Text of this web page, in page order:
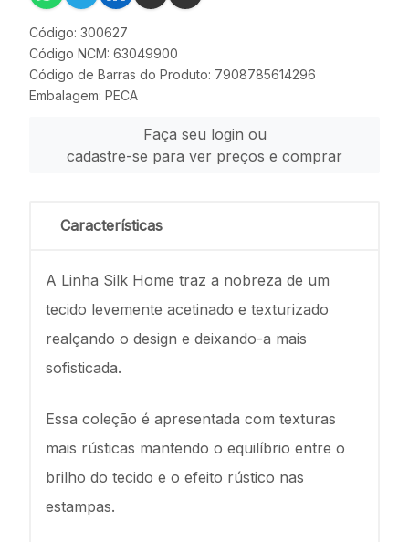
Código: 300627
Código NCM: 63049900
Código de Barras do Produto: 7908785614296
Embalagem: PECA
Faça seu login ou
cadastre-se para ver preços e comprar
Características
A Linha Silk Home traz a nobreza de um
tecido levemente acetinado e texturizado
realçando o design e deixando-a mais
sofisticada.
Essa coleção é apresentada com texturas
mais rústicas mantendo o equilíbrio entre o
brilho do tecido e o efeito rústico nas
estampas.